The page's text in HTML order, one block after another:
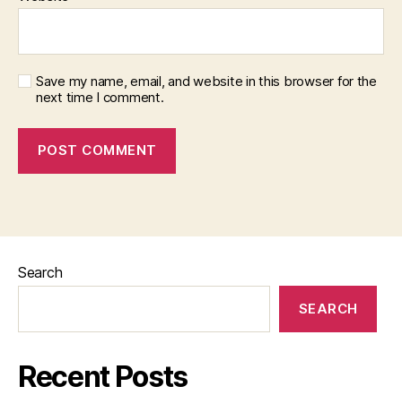
Save my name, email, and website in this browser for the
next time I comment.
Search
SEARCH
Recent Posts